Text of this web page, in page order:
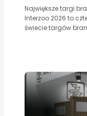
Największe targi
Interzoo 2026 to
świecie targów